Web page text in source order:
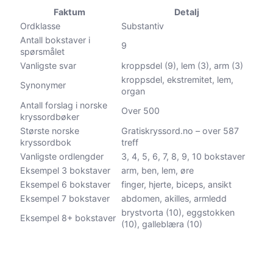
Faktum
Detalj
Ordklasse
Substantiv
Antall bokstaver i
spørsmålet
9
Vanligste svar
kroppsdel (9), lem (3), arm (3)
Synonymer
kroppsdel, ekstremitet, lem,
organ
Antall forslag i norske
kryssordbøker
Over 500
Største norske
kryssordbok
Gratiskryssord.no – over 587
treff
Vanligste ordlengder
3, 4, 5, 6, 7, 8, 9, 10 bokstaver
Eksempel 3 bokstaver
arm, ben, lem, øre
Eksempel 6 bokstaver
finger, hjerte, biceps, ansikt
Eksempel 7 bokstaver
abdomen, akilles, armledd
Eksempel 8+ bokstaver
brystvorta (10), eggstokken
(10), galleblæra (10)